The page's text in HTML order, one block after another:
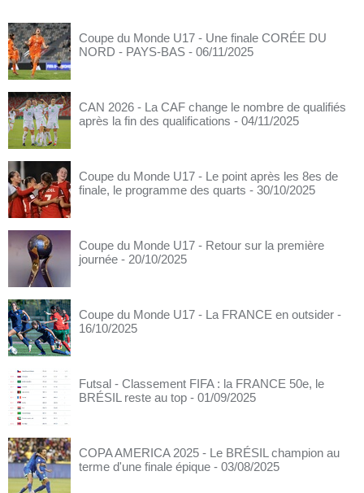
Coupe du Monde U17 - Une finale CORÉE DU
NORD - PAYS-BAS - 06/11/2025
CAN 2026 - La CAF change le nombre de qualifiés
après la fin des qualifications - 04/11/2025
Coupe du Monde U17 - Le point après les 8es de
finale, le programme des quarts - 30/10/2025
Coupe du Monde U17 - Retour sur la première
journée - 20/10/2025
Coupe du Monde U17 - La FRANCE en outsider -
16/10/2025
Futsal - Classement FIFA : la FRANCE 50e, le
BRÉSIL reste au top - 01/09/2025
COPA AMERICA 2025 - Le BRÉSIL champion au
terme d'une finale épique - 03/08/2025